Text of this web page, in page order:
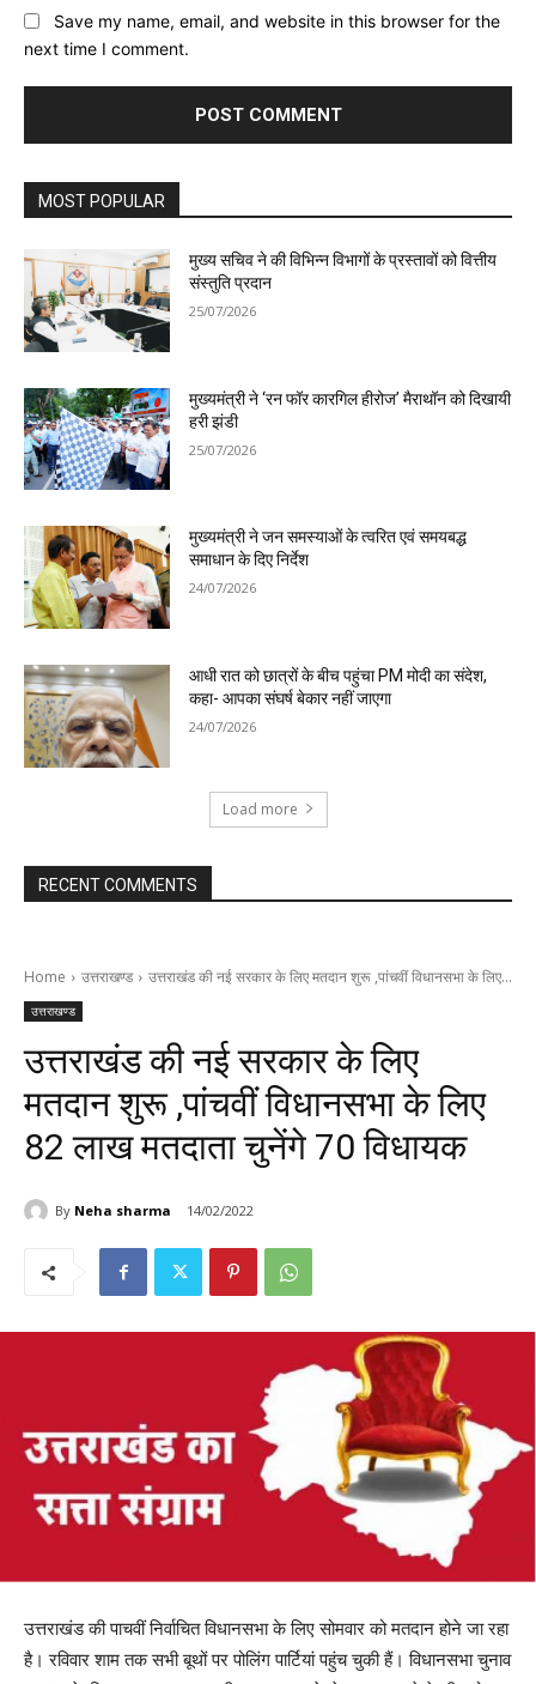
Save my name, email, and website in this browser for the
next time I comment.
MOST POPULAR
मुख्य सचिव ने की विभिन्न विभागों के प्रस्तावों को वित्तीय
संस्तुति प्रदान
25/07/2026
मुख्यमंत्री ने ‘रन फॉर कारगिल हीरोज’ मैराथॉन को दिखायी
हरी झंडी
25/07/2026
मुख्यमंत्री ने जन समस्याओं के त्वरित एवं समयबद्ध
समाधान के दिए निर्देश
24/07/2026
आधी रात को छात्रों के बीच पहुंचा PM मोदी का संदेश,
कहा- आपका संघर्ष बेकार नहीं जाएगा
24/07/2026
Load more
RECENT COMMENTS